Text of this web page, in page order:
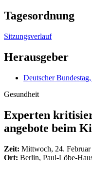
Tagesordnung
Sitzungsverlauf
Herausgeber
Deutscher
Gesundheit
Experten
angebote beim
Zeit: Mittwoch, 24.
Ort: Berlin, Paul-Löbe-